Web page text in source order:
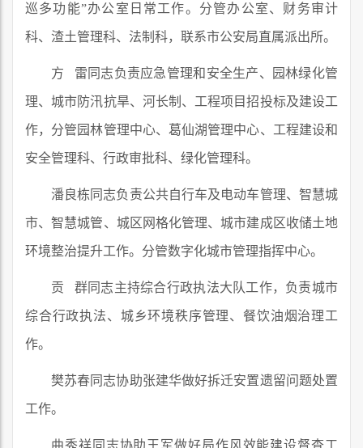
巡多功能”办公室日常工作。分管办公室、财务审计
科、渣土管理科、法制科，联系市公安局直属派出所。
方 雷同志负责应急管理和安全生产、园林绿化管
理、城市防汛抗旱、河长制、工程项目招投标及建设工
作，分管园林管理中心、葛仙湖管理中心、工程建设和
安全管理科、行政审批科、绿化管理科。
潘良栋同志负责公共自行车及电动车管理、智慧城
市、智慧城管、城区网格化管理、城市建成区收储土地
环境整治提升工作。分管数字化城市管理指挥中心。
贡 群同志主持综合行政执法大队工作，负责城市
综合行政执法、城乡环境秩序管理、餐饮油烟治理工
作。
樊苏春同志协助张建华做好拆迁安置遗留问题处置
工作。
曲秀祥同志协助王军做好局作风效能建设督查工